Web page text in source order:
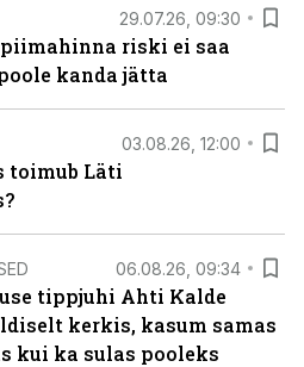
29.07.26, 09:30
riski ei saa
kanda jätta
03.08.26, 12:00
toimub Läti
06.08.26, 09:34
tippjuhi Ahti Kalde
kerkis, kasum samas
kui ka sulas pooleks